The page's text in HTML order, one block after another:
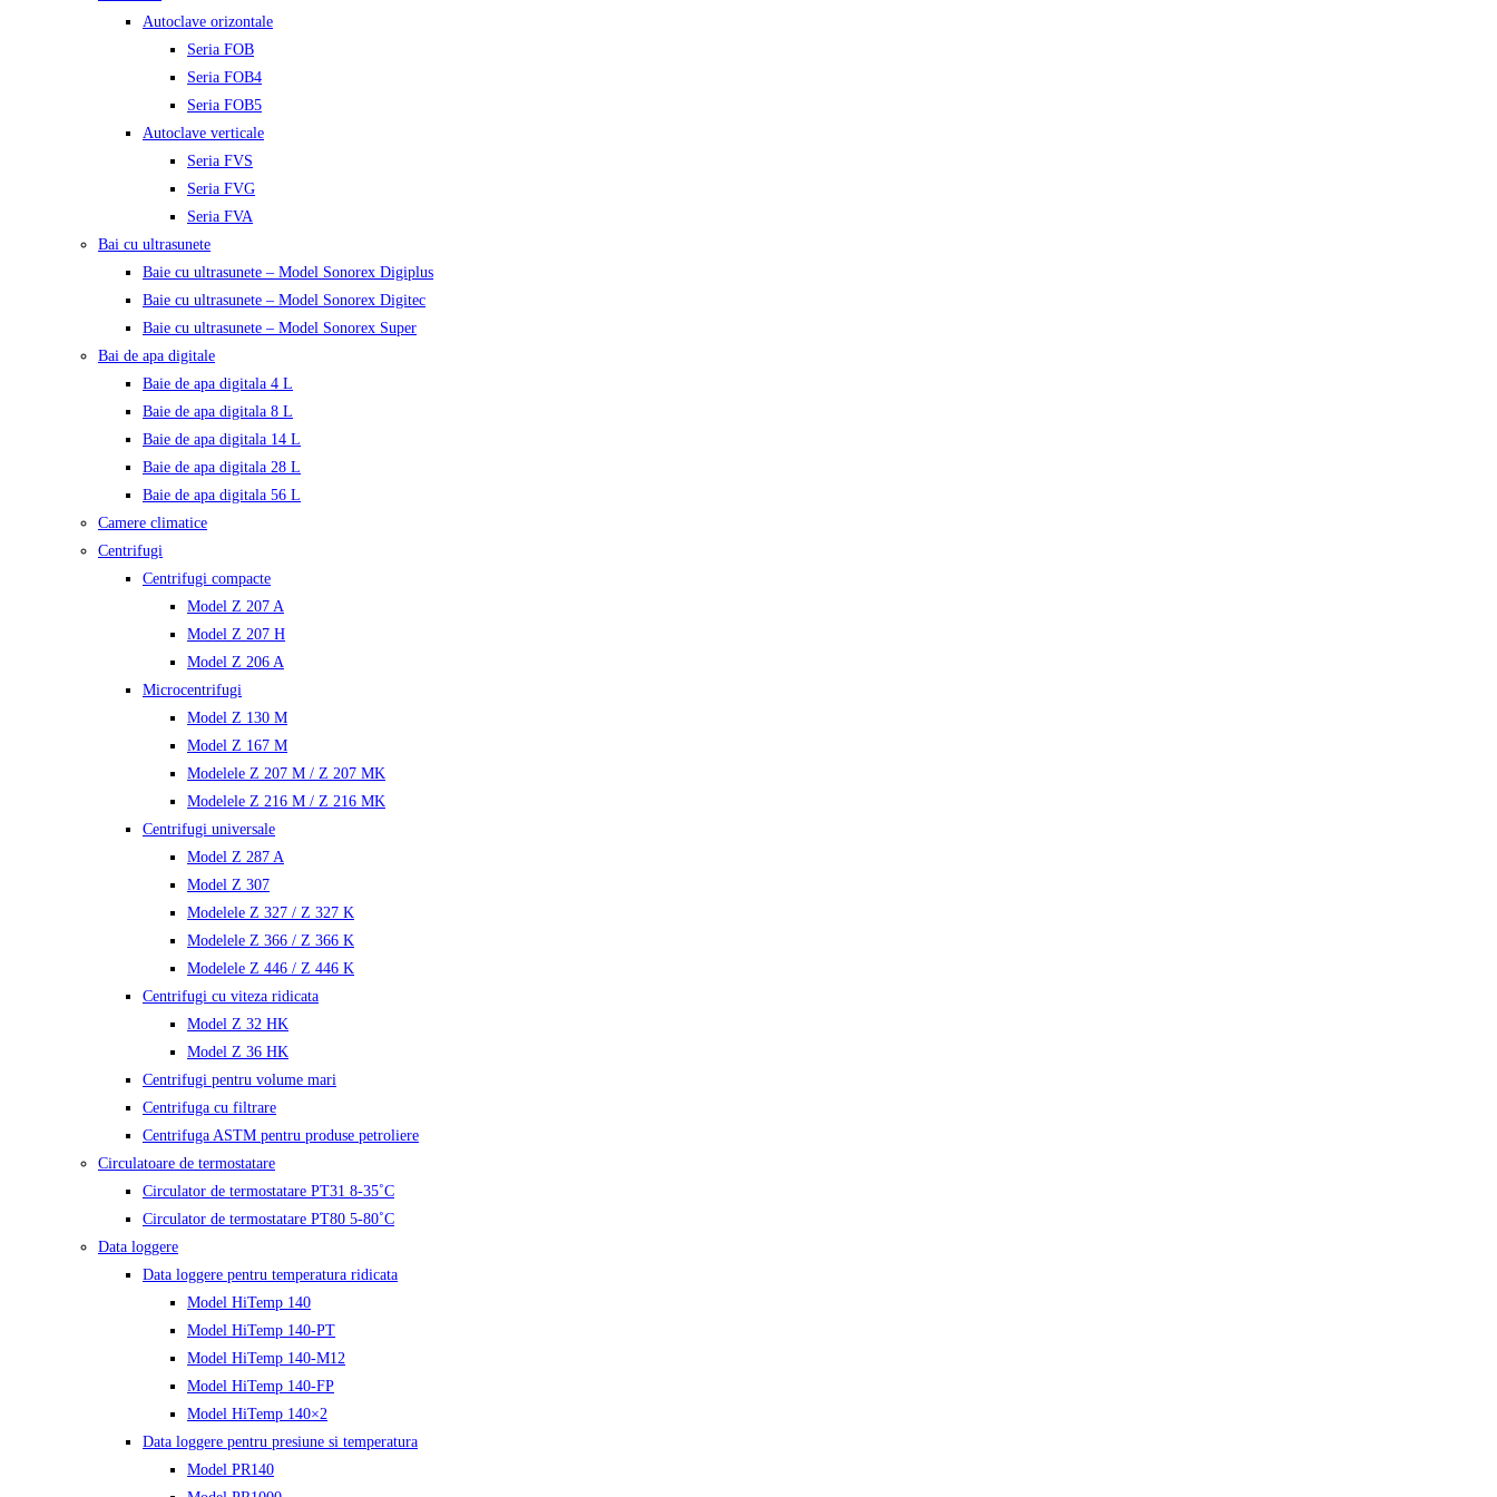
Autoclave orizontale
Seria FOB
Seria FOB4
Seria FOB5
Autoclave verticale
Seria FVS
Seria FVG
Seria FVA
Bai cu ultrasunete
Baie cu ultrasunete – Model Sonorex Digiplus
Baie cu ultrasunete – Model Sonorex Digitec
Baie cu ultrasunete – Model Sonorex Super
Bai de apa digitale
Baie de apa digitala 4 L
Baie de apa digitala 8 L
Baie de apa digitala 14 L
Baie de apa digitala 28 L
Baie de apa digitala 56 L
Camere climatice
Centrifugi
Centrifugi compacte
Model Z 207 A
Model Z 207 H
Model Z 206 A
Microcentrifugi
Model Z 130 M
Model Z 167 M
Modelele Z 207 M / Z 207 MK
Modelele Z 216 M / Z 216 MK
Centrifugi universale
Model Z 287 A
Model Z 307
Modelele Z 327 / Z 327 K
Modelele Z 366 / Z 366 K
Modelele Z 446 / Z 446 K
Centrifugi cu viteza ridicata
Model Z 32 HK
Model Z 36 HK
Centrifugi pentru volume mari
Centrifuga cu filtrare
Centrifuga ASTM pentru produse petroliere
Circulatoare de termostatare
Circulator de termostatare PT31 8-35˚C
Circulator de termostatare PT80 5-80˚C
Data loggere
Data loggere pentru temperatura ridicata
Model HiTemp 140
Model HiTemp 140-PT
Model HiTemp 140-M12
Model HiTemp 140-FP
Model HiTemp 140×2
Data loggere pentru presiune si temperatura
Model PR140